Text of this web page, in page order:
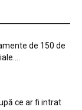
de 150 de
ce ar fi intrat